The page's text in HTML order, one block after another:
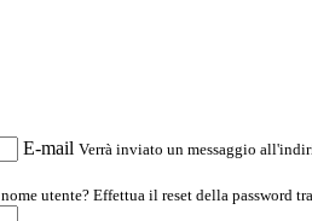
E-mail Verrà inviato un messaggio
utente? Effettua il reset della password